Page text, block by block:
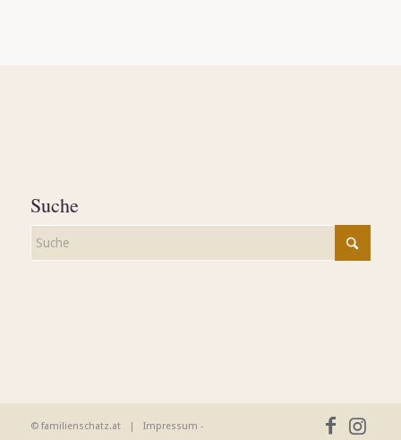
Suche
© familienschatz.at | Impressum -